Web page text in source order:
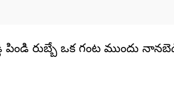
పిండి రుబ్బే ఒక గంట ముందు